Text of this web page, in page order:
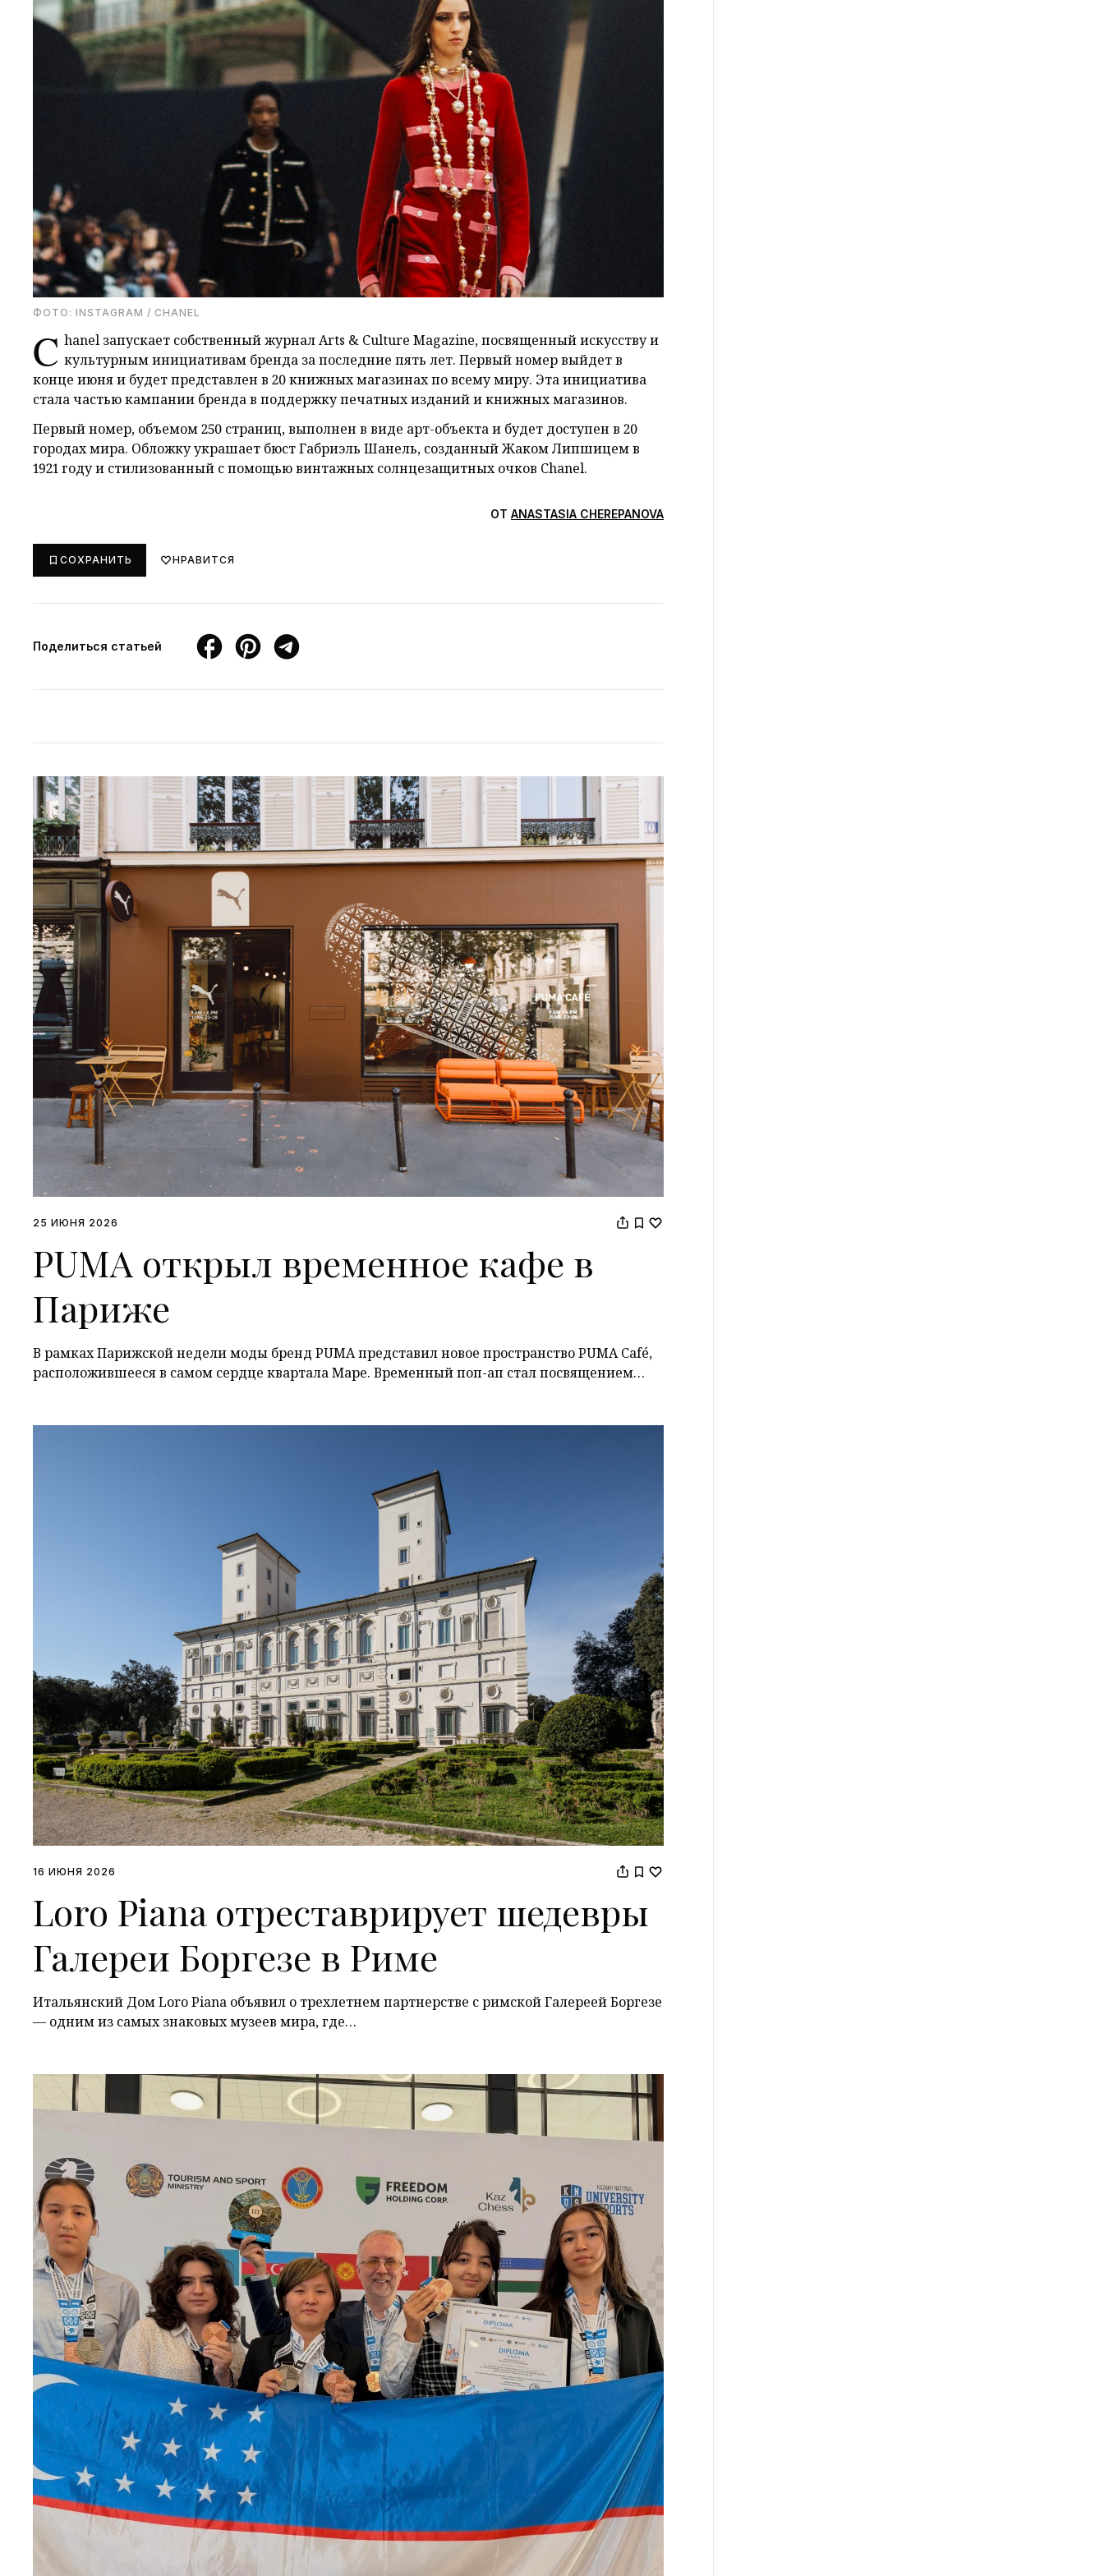
ФОТО: INSTAGRAM / CHANEL
C hanel запускает собственный журнал Arts & Culture Magazine, посвященный искусству и
культурным инициативам бренда за последние пять лет. Первый номер выйдет в
конце июня и будет представлен в 20 книжных магазинах по всему миру. Эта инициатива
стала частью кампании бренда в поддержку печатных изданий и книжных магазинов.
Первый номер, объемом 250 страниц, выполнен в виде арт-объекта и будет доступен в 20
городах мира. Обложку украшает бюст Габриэль Шанель, созданный Жаком Липшицем в
1921 году и стилизованный с помощью винтажных солнцезащитных очков Chanel.
ОТ ANASTASIA CHEREPANOVA
СОХРАНИТЬ НРАВИТСЯ
Поделиться статьей
25 ИЮНЯ 2026
PUMA открыл временное кафе в
Париже
В рамках Парижской недели моды бренд PUMA представил новое пространство PUMA Café,
расположившееся в самом сердце квартала Маре. Временный поп-ап стал посвящением…
16 ИЮНЯ 2026
Loro Piana отреставрирует шедевры
Галереи Боргезе в Риме
Итальянский Дом Loro Piana объявил о трехлетнем партнерстве с римской Галереей Боргезе
— одним из самых знаковых музеев мира, где…